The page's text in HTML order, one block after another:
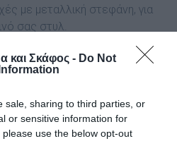
και Σκάφος - Do Not
sale, sharing to third parties, or
or sensitive information for
use the below opt-out
με μεταλλική στεφάνη, για
σας στυλ.
δύο κομψών
στεφάνη από ανοξείδωτο
συνδυασμένη με λευκό
την ιδανική επιλογή όταν